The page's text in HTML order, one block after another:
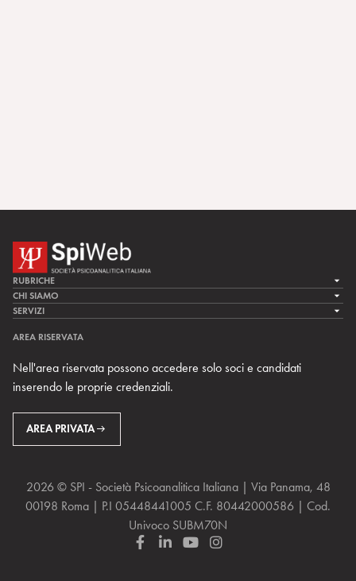
RUBRICHE
LA CURA
LA RICERCA
MULTIMEDIA
CHI SIAMO
LA SPI
TEAM DI SPIWEB
CONTATTI
RIVISTE
SERVIZI
ARCHIVIO STORICO
AREA RISERVATA
Nell'area riservata possono accedere solo soci e candidati
inserendo le proprie credenziali.
AREA PRIVATA
2026 © SPI - Società Psicoanalitica Italiana | Via Panama, 48
00198 Roma | P.I 05448441005 C.F. 80442000586 | Cod.
Univoco SUBM70N
F
L
Y
I